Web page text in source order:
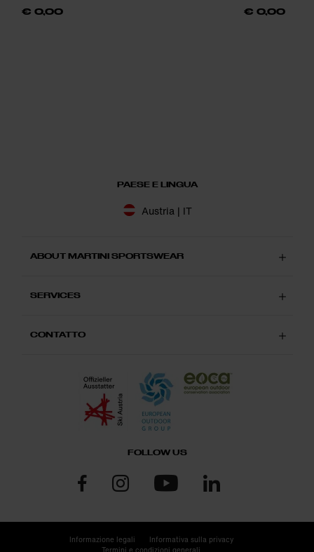
€ 0,00 € 0,00
PAESE E LINGUA
Austria | IT
ABOUT MARTINI SPORTSWEAR
SERVICES
CONTATTO
FOLLOW US
Informazione legali
Informativa sulla privacy